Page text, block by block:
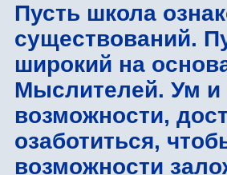
Пусть школа
существований.
широкий на
Мыслителей. Ум и
возможности,
озаботиться,
возможности